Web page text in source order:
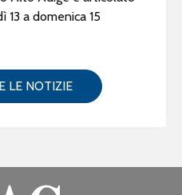
a domenica 15
LE NOTIZIE